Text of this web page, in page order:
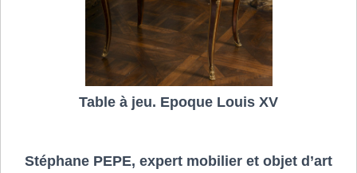
Table à jeu. Epoque Louis XV
Stéphane PEPE, expert mobilier et objet d’art